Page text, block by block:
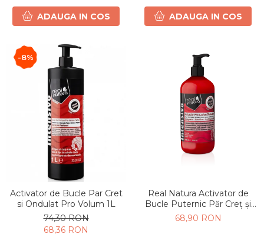
ADAUGA IN COS ADAUGA IN COS
-8%
Activator de Bucle Par Cret
si Ondulat Pro Volum 1L
74,30 RON
68,36 RON
Real Natura Activator de
Bucle Puternic Păr Creț și
Ondulat Pro Cachos 500ml
68,90 RON